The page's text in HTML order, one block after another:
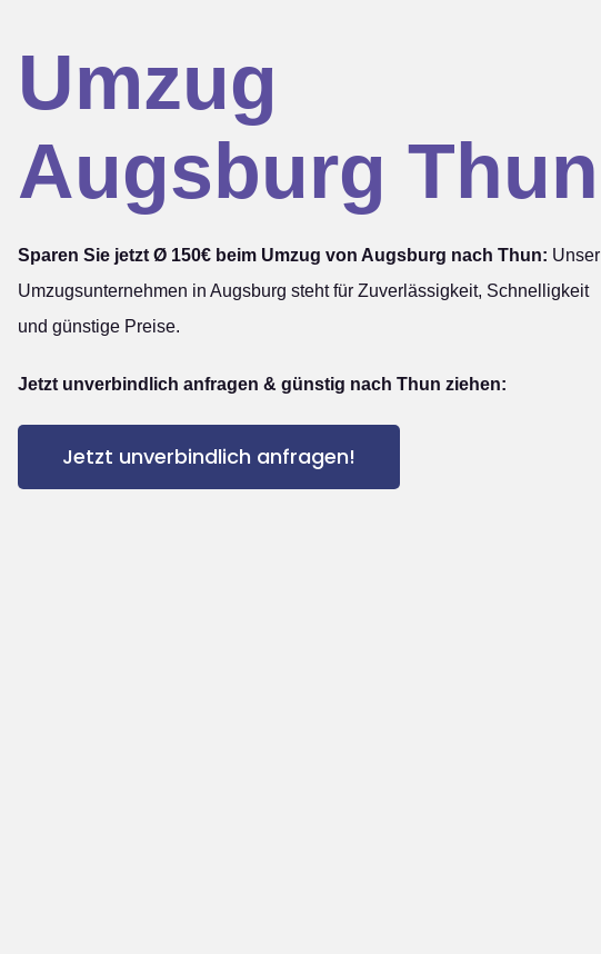
Umzug
Augsburg Thun
Sparen Sie jetzt Ø 150€ beim Umzug von Augsburg nach Thun: Unser
Umzugsunternehmen in Augsburg steht für Zuverlässigkeit, Schnelligkeit
und günstige Preise.
Jetzt unverbindlich anfragen & günstig nach Thun ziehen:
Jetzt unverbindlich anfragen!